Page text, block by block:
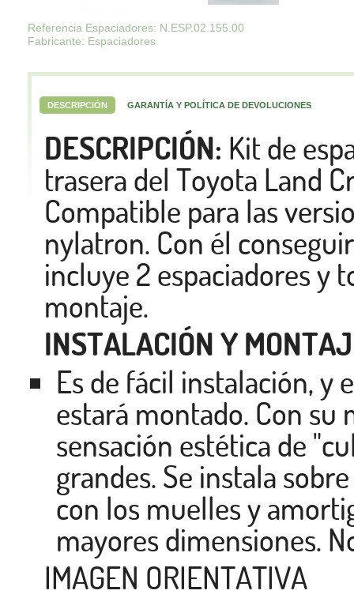
Referencia Espaciadores: N.ESP.02.155.00
Fabricante: Espaciadores
DESCRIPCIÓN GARANTÍA Y POLÍTICA DE DEVOLUCIONES
DESCRIPCIÓN: Kit de
trasera del Toyota Land
Compatible para las
nylatron. Con él
incluye 2 espaciadores y
montaje.
INSTALACIÓN Y
Es de fácil instalación, y
estará montado. Con
sensación estética de
grandes. Se instala
con los muelles y
mayores dimensiones.
IMAGEN ORIENTATIVA